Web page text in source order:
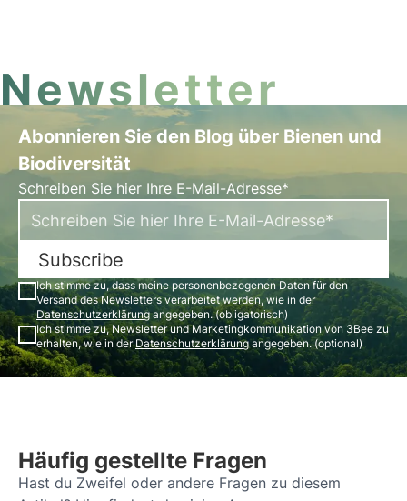
Newsletter
Abonnieren Sie den Blog über Bienen und
Biodiversität
Schreiben Sie hier Ihre E-Mail-Adresse*
Subscribe
Ich stimme zu, dass meine personenbezogenen Daten für den
Versand des Newsletters verarbeitet werden, wie in der
Datenschutzerklärungangegeben. (obligatorisch)
Ich stimme zu, Newsletter und Marketingkommunikation von 3Bee zu
erhalten, wie in derDatenschutzerklärungangegeben. (optional)
Häufig gestellte Fragen
Hast du Zweifel oder andere Fragen zu diesem